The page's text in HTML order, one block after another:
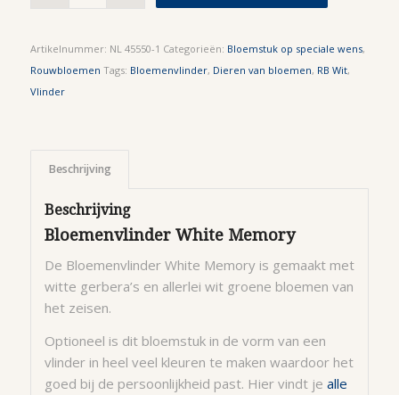
Artikelnummer: NL 45550-1 Categorieën: Bloemstuk op speciale wens,
Rouwbloemen Tags: Bloemenvlinder, Dieren van bloemen, RB Wit,
Vlinder
Beschrijving
Beschrijving
Bloemenvlinder White Memory
De Bloemenvlinder White Memory is gemaakt met
witte gerbera’s en allerlei wit groene bloemen van
het zeisen.
Optioneel is dit bloemstuk in de vorm van een
vlinder in heel veel kleuren te maken waardoor het
goed bij de persoonlijkheid past. Hier vindt je alle